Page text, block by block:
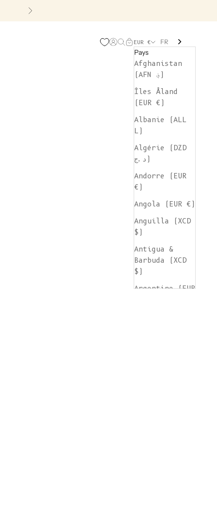
Suivant
Page d'ouverture de
Recherche ouverte
Chariot ouvert
EUR €
Pays
Afghanistan
(AFN ؋)
Îles Åland
(EUR €)
Albanie (ALL
L)
Algérie (DZD
د.ج)
Andorre (EUR
€)
Angola (EUR €)
Anguilla (XCD
$)
Antigua &
Barbuda (XCD
$)
Argentine (EUR
FR